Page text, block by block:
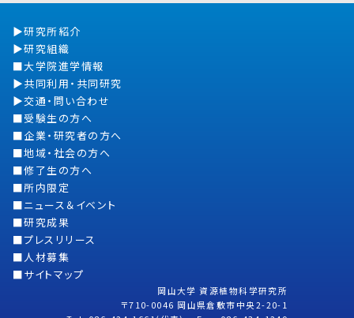
研究所紹介
研究組織
大学院進学情報
共同利用・共同研究
交通・問い合わせ
受験生の方へ
企業・研究者の方へ
地域・社会の方へ
修了生の方へ
所内限定
ニュース＆イベント
研究成果
プレスリリース
人材募集
サイトマップ
岡山大学 資源植物科学研究所
〒710-0046 岡山県倉敷市中央2-20-1